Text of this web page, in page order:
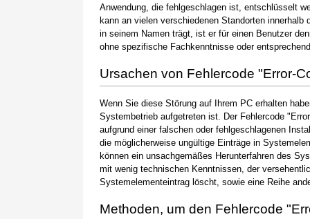
Anwendung, die fehlgeschlagen ist, entschlüsselt
kann an vielen verschiedenen Standorten
in seinem Namen trägt, ist er für einen Benutzer
ohne spezifische Fachkenntnisse oder
Ursachen von Fehlercode "Error-
Wenn Sie diese Störung auf Ihrem PC erhalten
Systembetrieb aufgetreten ist. Der Fehlercode
aufgrund einer falschen oder fehlgeschlagenen
die möglicherweise ungültige Einträge in
können ein unsachgemäßes Herunterfahren des
mit wenig technischen Kenntnissen, der
Systemelementeintrag löscht, sowie eine Reihe
Methoden, um den Fehlercode